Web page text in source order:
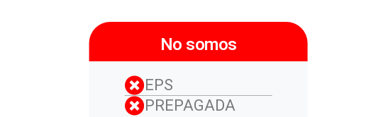
No somos
EPS
PREPAGADA